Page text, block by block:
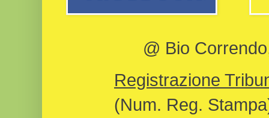
@ Bio
Registrazione
(Num. Reg.